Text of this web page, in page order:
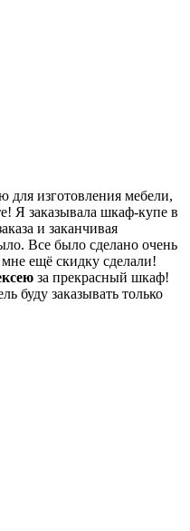
изготовления мебели,
Я заказывала шкаф-купе в
и заканчивая
Все было сделано очень
ещё скидку сделали!
за прекрасный шкаф!
буду заказывать только